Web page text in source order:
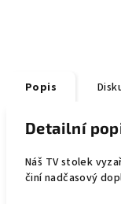
Popis
Detailní
Náš TV stolek
činí nadčasový